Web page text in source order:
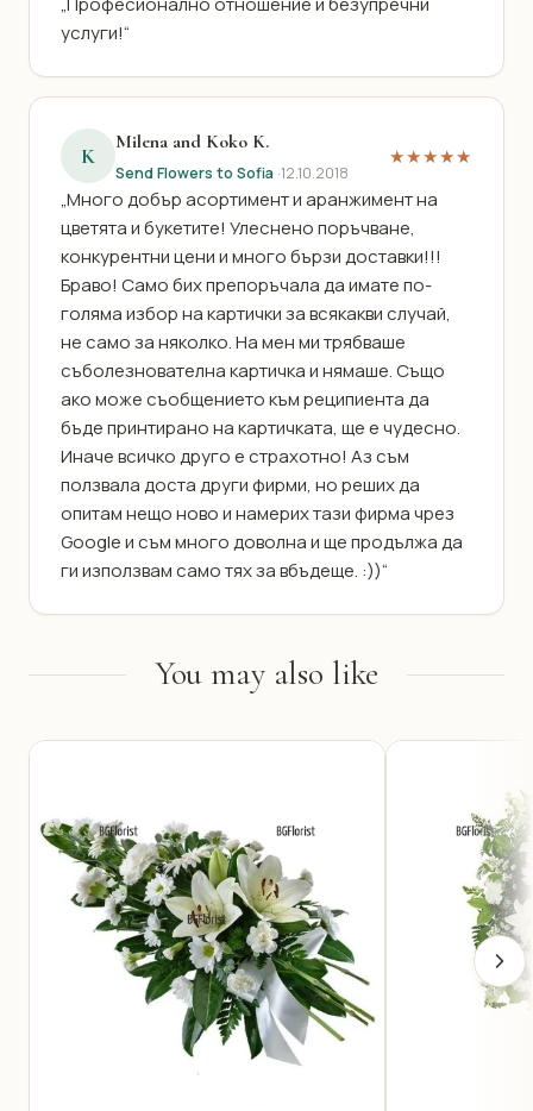
услуги!“
K
Milena and Koko K.
Send Flowers to Sofia ·12.10.2018
★★★★★
„Много добър асортимент и аранжимент на
цветята и букетите! Улеснено поръчване,
конкурентни цени и много бързи доставки!!!
Браво! Само бих препоръчала да имате по-
голяма избор на картички за всякакви случай,
не само за няколко. На мен ми трябваше
съболезнователна картичка и нямаше. Също
ако може съобщението към реципиента да
бъде принтирано на картичката, ще е чудесно.
Иначе всичко друго е страхотно! Аз съм
ползвала доста други фирми, но реших да
опитам нещо ново и намерих тази фирма чрез
Google и съм много доволна и ще продължа да
ги използвам само тях за вбъдеще. :))“
You may also like